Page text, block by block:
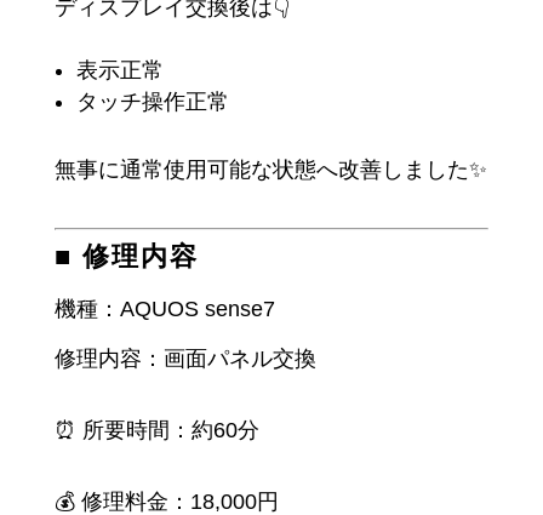
ディスプレイ交換後は👇
表示正常
タッチ操作正常
無事に通常使用可能な状態へ改善しました✨
■ 修理内容
機種：AQUOS sense7
修理内容：画面パネル交換
⏰ 所要時間：約60分
💰 修理料金：18,000円